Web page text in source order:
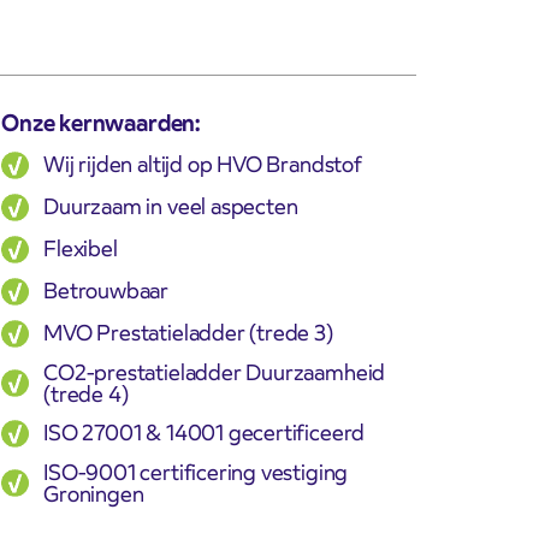
Onze kernwaarden:
Wij rijden altijd op HVO Brandstof
Duurzaam in veel aspecten
Flexibel
Betrouwbaar
MVO Prestatieladder (trede 3)
CO2-prestatieladder Duurzaamheid
(trede 4)
ISO 27001 & 14001 gecertificeerd
ISO-9001 certificering vestiging
Groningen